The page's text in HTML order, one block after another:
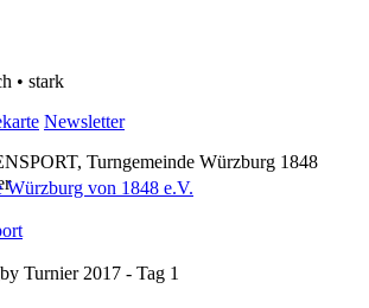
• stark
Newsletter
Würzburg von 1848 e.V.
Turnier 2017 - Tag 1